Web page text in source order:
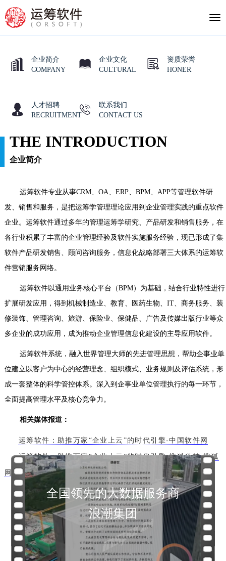
企业简介
COMPANY
企业文化
CULTURAL
资质荣誉
HONER
人才招聘
RECRUITMENT
联系我们
CONTACT US